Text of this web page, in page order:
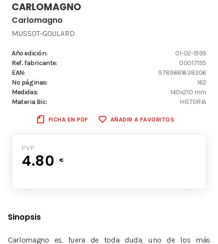
CARLOMAGNO
Carlomagno
MUSSOT-GOULARD
Año edición:
01-02-1999
Ref. fabricante:
00017195
EAN:
9789681638306
Nº páginas:
162
Medidas:
140x210 mm
Materia Bic:
HISTORIA
FICHA EN PDF AÑADIR A FAVORITOS
PVP
4.80 €
Sinopsis
Carlomagno es, fuera de toda duda, uno de los más